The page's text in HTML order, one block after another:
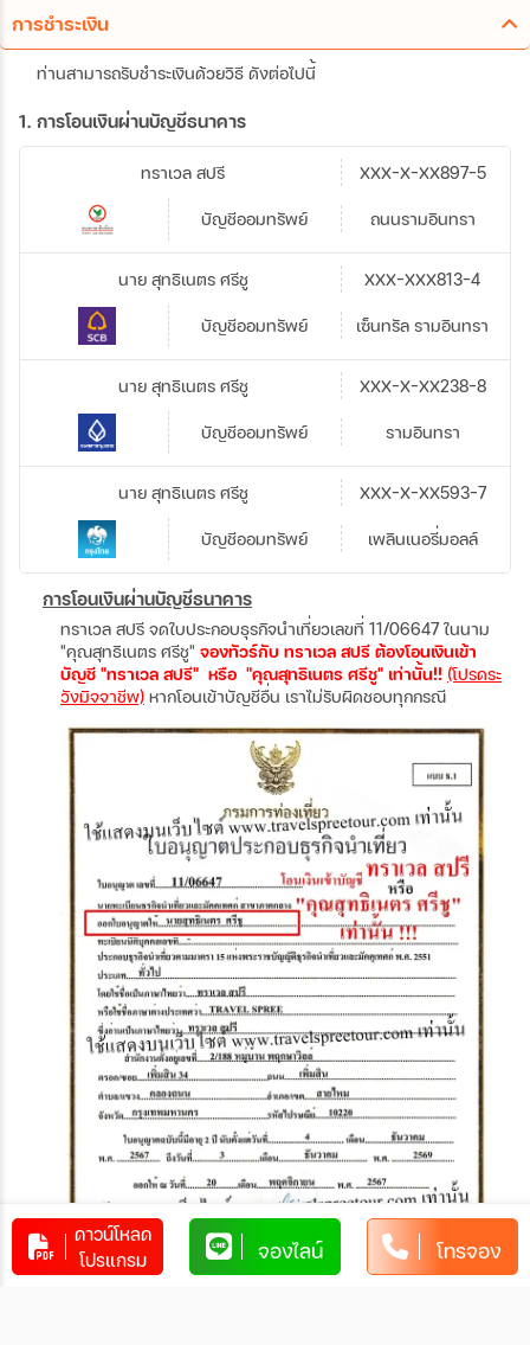
โทรจอง
จองไลน์
ดาวน์โหลด
โปรแกรม
การชำระเงิน
ท่านสามารถรับชำระเงินด้วยวิธี ดังต่อไปนี้
1. การโอนเงินผ่านบัญชีธนาคาร
บัญชีออมทรัพย์
ทราเวล สปรี
ถนนรามอินทรา
XXX-X-XX897-5
บัญชีออมทรัพย์
นาย สุทธิเนตร ศรีชู
เซ็นทรัล รามอินทรา
XXX-XXX813-4
บัญชีออมทรัพย์
นาย สุทธิเนตร ศรีชู
รามอินทรา
XXX-X-XX238-8
บัญชีออมทรัพย์
นาย สุทธิเนตร ศรีชู
เพลินเนอรี่มอลล์
XXX-X-XX593-7
การโอนเงินผ่านบัญชีธนาคาร
ทราเวล สปรี จดใบประกอบธุรกิจนำเที่ยวเลขที่ 11/06647 ในนาม
"คุณสุทธิเนตร ศรีชู" จองทัวร์กับ ทราเวล สปรี ต้องโอนเงินเข้า
บัญชี "ทราเวล สปรี" หรือ "คุณสุทธิเนตร ศรีชู" เท่านั้น!! (โปรดระ
วังมิจจาชีพ) หากโอนเข้าบัญชีอื่น เราไม่รับผิดชอบทุกกรณี